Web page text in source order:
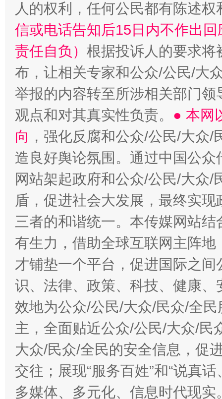
人的权利，任何公民都有陈述
信或电话告知后15日内不作出
责任自负） 根据投诉人的要求将
布，让相关专家和公众/公民/大
举报的内容转至所涉相关部门
观点和对其真实性负责。 ● 本网
向 ，强化反腐和公众/公民/大众
造良好舆论氛围。通过中国公
网站架起政府和公众/公民/大众
盾，促进社会大发展，最终实
三者的和谐统一。本传媒网站
有生力，借助全球互联网主阵
才铺垫一个平台，促进国际之
识、法律、政策、科技、健康
效地为公众/公民/大众/民众/全
主，全面贴近公众/公民/大众/民
大众/民众/全民的安全信息，促
交往；展现“服务百姓”和“说真
多媒体、多元化、信息时代现实